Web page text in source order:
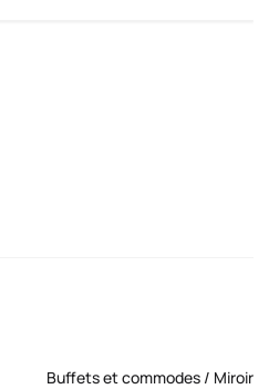
Buffets et commodes / Miroir